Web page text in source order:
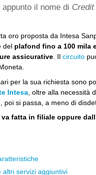
il nome di
oro proposta da Intesa
del plafond fino a 100 mila
assicurative . Il circuito
per la sua richiesta sono
Intesa , oltre alla necessità
, poi si passa, a meno di
fatta in filiale oppure
altri servizi aggiuntivi